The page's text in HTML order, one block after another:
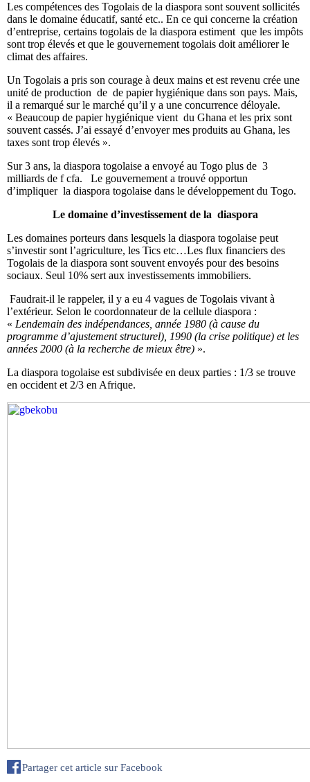
Les compétences des Togolais de la diaspora sont souvent sollicités
dans le domaine éducatif, santé etc.. En ce qui concerne la création
d’entreprise, certains togolais de la diaspora estiment que les impôts
sont trop élevés et que le gouvernement togolais doit améliorer le
climat des affaires.
Un Togolais a pris son courage à deux mains et est revenu crée une
unité de production de de papier hygiénique dans son pays. Mais,
il a remarqué sur le marché qu’il y a une concurrence déloyale.
« Beaucoup de papier hygiénique vient du Ghana et les prix sont
souvent cassés. J’ai essayé d’envoyer mes produits au Ghana, les
taxes sont trop élevés ».
Sur 3 ans, la diaspora togolaise a envoyé au Togo plus de 3
milliards de f cfa. Le gouvernement a trouvé opportun
d’impliquer la diaspora togolaise dans le développement du Togo.
Le domaine d’investissement de la diaspora
Les domaines porteurs dans lesquels la diaspora togolaise peut
s’investir sont l’agriculture, les Tics etc…Les flux financiers des
Togolais de la diaspora sont souvent envoyés pour des besoins
sociaux. Seul 10% sert aux investissements immobiliers.
Faudrait-il le rappeler, il y a eu 4 vagues de Togolais vivant à
l’extérieur. Selon le coordonnateur de la cellule diaspora :
« Lendemain des indépendances, année 1980 (à cause du
programme d’ajustement structurel), 1990 (la crise politique) et les
années 2000 (à la recherche de mieux être) ».
La diaspora togolaise est subdivisée en deux parties : 1/3 se trouve
en occident et 2/3 en Afrique.
Partager cet article sur Facebook